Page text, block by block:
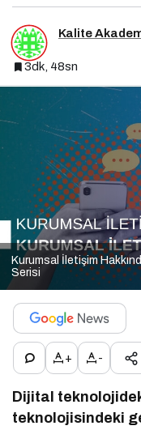
Kalite
3dk, 48sn
Kurumsal İletişim
Serisi
+ -
Dijital
teknolojisindeki